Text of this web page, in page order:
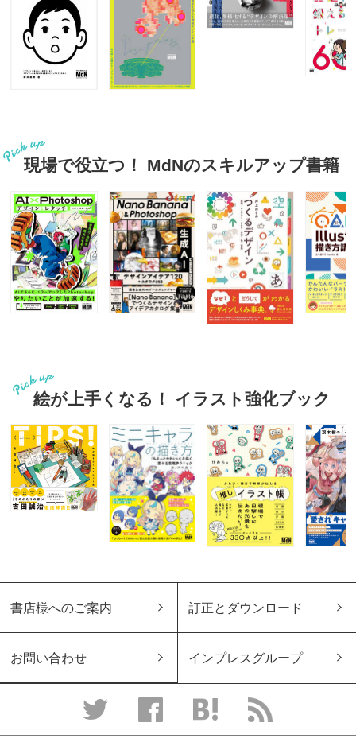
現場で役立つ！ MdNのスキルアップ書籍
絵が上手くなる！ イラスト強化ブック
書店様へのご案内 訂正とダウンロード
お問い合わせ インプレスグループ